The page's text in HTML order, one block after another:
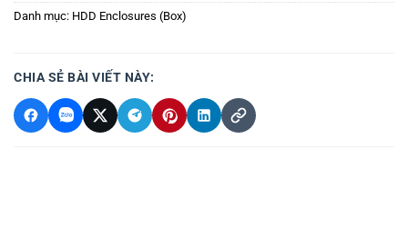
Danh mục: HDD Enclosures (Box)
CHIA SẺ BÀI VIẾT NÀY: